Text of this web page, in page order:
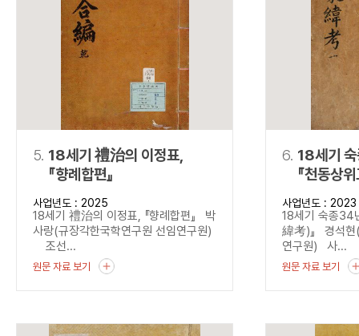
5. 18세기 禮治의 이정표,
『향례합편』
사업년도 : 2025
18세기 禮治의 이정표, 『향례합편』 박
사랑(규장각한국학연구원 선임연구원)
조선...
원문 자료 보기
6. 18세기
『천동상
사업년도 : 2023
18세기 숙종34
緯考)』 경석현
연구원) 사...
원문 자료 보기